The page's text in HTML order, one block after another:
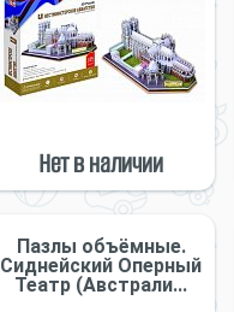
Нет в наличии
Пазлы объёмные.
Сиднейский Оперный
Театр (Австрали...